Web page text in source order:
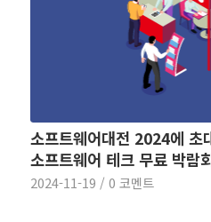
소프트웨어대전 2024에
소프트웨어 테크 무료 박람
2024-11-19 / 0 코멘트